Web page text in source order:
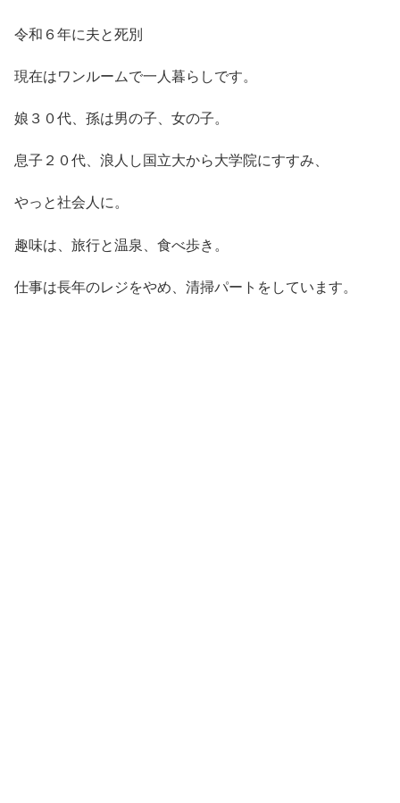
令和６年に夫と死別
現在はワンルームで一人暮らしです。
娘３０代、孫は男の子、女の子。
息子２０代、浪人し国立大から大学院にすすみ、
やっと社会人に。
趣味は、旅行と温泉、食べ歩き。
仕事は長年のレジをやめ、清掃パートをしています。